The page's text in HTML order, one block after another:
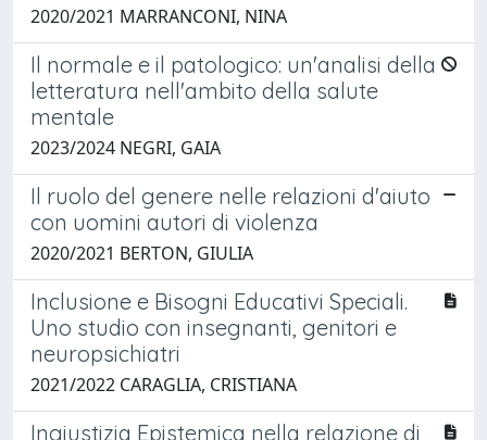
2020/2021 MARRANCONI, NINA
Il normale e il patologico: un'analisi della
letteratura nell'ambito della salute
mentale
2023/2024 NEGRI, GAIA
Il ruolo del genere nelle relazioni d'aiuto
con uomini autori di violenza
2020/2021 BERTON, GIULIA
Inclusione e Bisogni Educativi Speciali.
Uno studio con insegnanti, genitori e
neuropsichiatri
2021/2022 CARAGLIA, CRISTIANA
Ingiustizia Epistemica nella relazione di